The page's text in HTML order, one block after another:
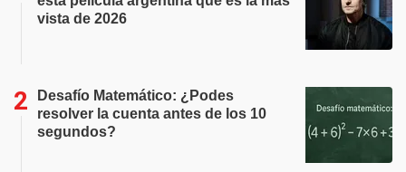
vista de 2026
Desafío Matemático: ¿Podes
resolver la cuenta antes de los 10
segundos?